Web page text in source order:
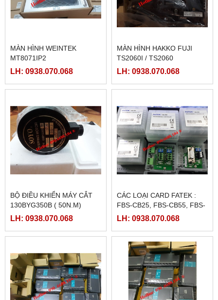
MÀN HÌNH WEINTEK
MT8071IP2
LH: 0938.070.068
MÀN HÌNH HAKKO FUJI
TS2060I / TS2060
LH: 0938.070.068
BỘ ĐIỀU KHIỂN MÁY CẮT
130BYG350B ( 50N.M)
LH: 0938.070.068
CÁC LOẠI CARD FATEK :
FBS-CB25, FBS-CB55, FBS-
CB2, FBS-CB5
LH: 0938.070.068